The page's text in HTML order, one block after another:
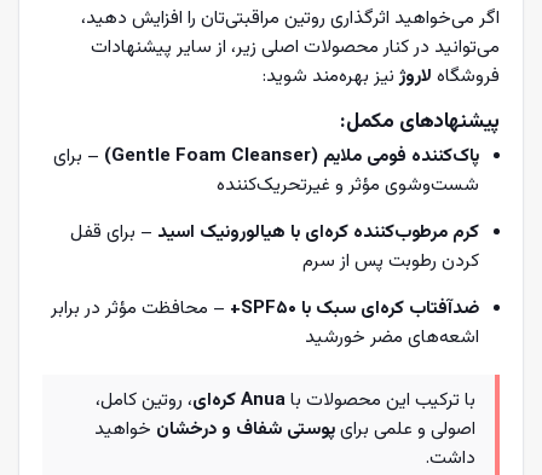
اگر می‌خواهید اثرگذاری روتین مراقبتی‌تان را افزایش دهید،
می‌توانید در کنار محصولات اصلی زیر، از سایر پیشنهادات
فروشگاه لاروژنیز بهره‌مند شوید:
پیشنهادهای مکمل:
پاک‌کننده فومی ملایم (Gentle Foam Cleanser)
– برای
شست‌وشوی مؤثر و غیر‌تحریک‌کننده
کرم مرطوب‌کننده کره‌ای با هیالورونیک اسید – برای قفل
کردن رطوبت پس از سرم
ضدآفتاب کره‌ای سبک با SPF50+
– محافظت مؤثر در برابر
اشعه‌های مضر خورشید
با ترکیب این محصولات باAnua کره‌ای
، روتین کامل،
اصولی و علمی برایپوستی شفاف و درخشان خواهید
داشت.